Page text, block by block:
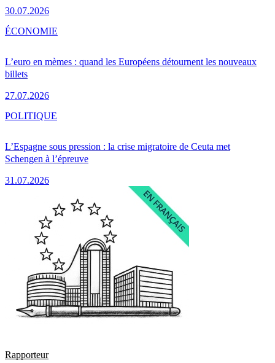
30.07.2026
L’euro en mèmes : quand les Européens détournent les nouveaux
billets
27.07.2026
ÉCONOMIE
L’Espagne sous pression : la crise migratoire de Ceuta met
Schengen à l’épreuve
31.07.2026
POLITIQUE
Rapporteur